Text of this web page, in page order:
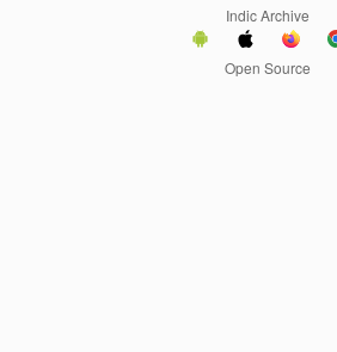
Indic Archive
Open Source